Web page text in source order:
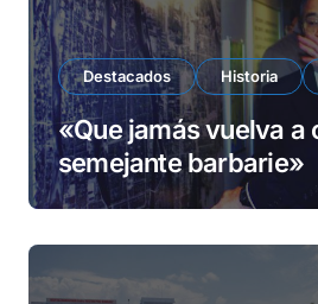
Destacados Historia
«Que jamás vuelva a
semejante barbarie»